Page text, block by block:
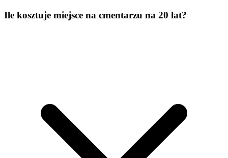
Ile kosztuje miejsce na cmentarzu na 20 lat?